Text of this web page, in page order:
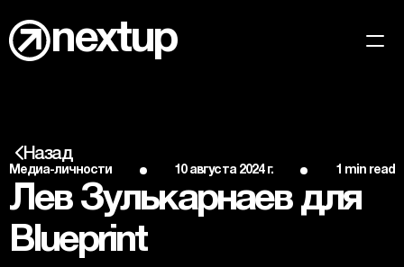
nextup
Медиа-личности
Новости
Вакансии
Назад
Медиа-личности 10 августа 2024 г. 1 min read
Лев Зулькарнаев для
Blueprint